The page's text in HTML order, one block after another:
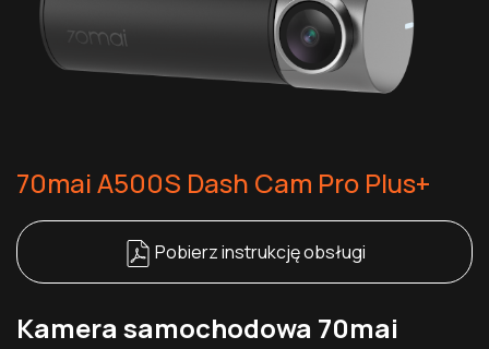
70mai A500S Dash Cam Pro Plus+
Pobierz instrukcję obsługi
Kamera samochodowa 70mai